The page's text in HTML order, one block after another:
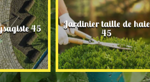
45 Jardinier taille de haie
45